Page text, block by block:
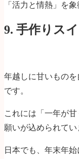
「活力と情熱」を象
9. 手作りス
年越しに甘いもの
です。
これには「一年が
願いが込められてい
日本でも、年末年